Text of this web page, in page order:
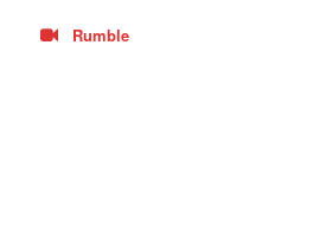
Rumble